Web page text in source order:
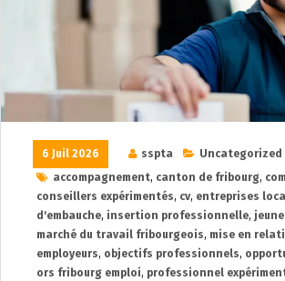
6 Juil 2026 sspta
Uncategorized
accompagnement, canton de fribourg,
conseillers expérimentés, cv, entreprises
d'embauche, insertion professionnelle,
marché du travail fribourgeois, mise en
employeurs, objectifs professionnels,
ors fribourg emploi, professionnel